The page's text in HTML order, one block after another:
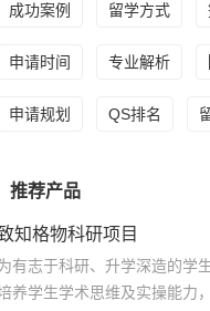
成功案例 留学方式
申请时间 专业解析
申请规划 QS排名
推荐产品
知格物科研项目